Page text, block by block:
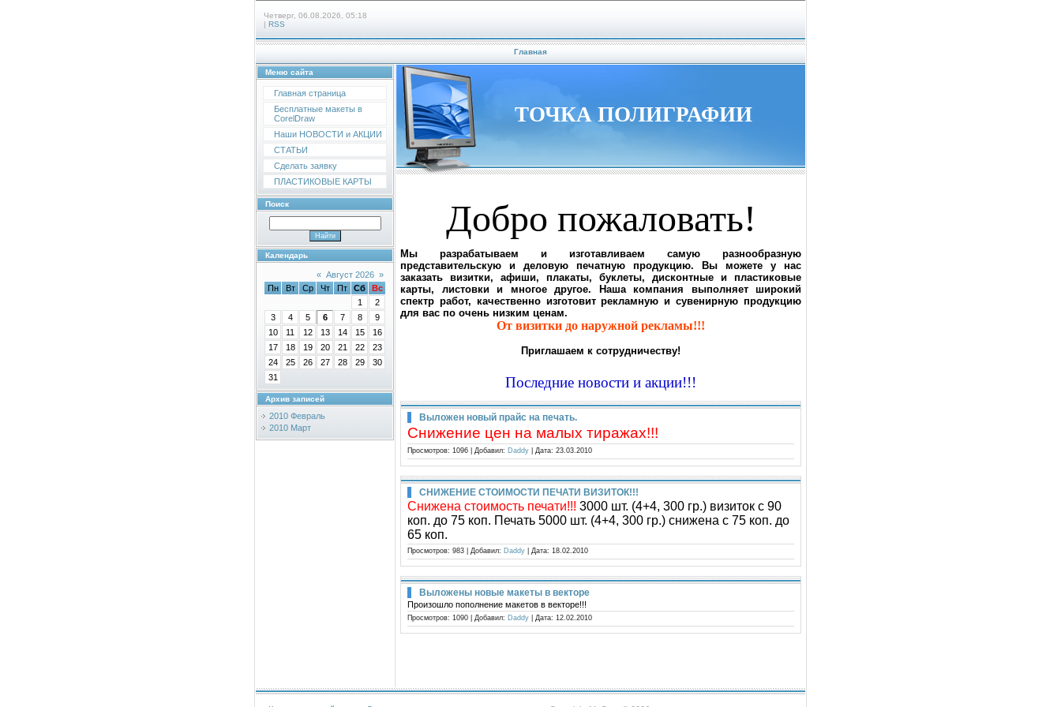
Четверг, 06.08.2026, 05:18
| RSS
Главная
Меню сайта
Главная страница
Бесплатные макеты в
CorelDraw
Наши НОВОСТИ и АКЦИИ
СТАТЬИ
Сделать заявку
ПЛАСТИКОВЫЕ КАРТЫ
Поиск
Календарь
« Август 2026 »
Пн
Вт Ср Чт Пт Сб
Вс
1
2
3
4 5 6 7 8
9
10
11 12 13 14 15
16
17
18 19 20 21 22
23
24
25 26 27 28 29
30
31
Архив записей
2010 Февраль
2010 Март
ТОЧКА ПОЛИГРАФИИ
Добро пожаловать!
Мы разрабатываем и изготавливаем самую разнообразную
представительскую и деловую печатную продукцию. Вы можете у нас
заказать визитки, афиши, плакаты, буклеты, дисконтные и пластиковые
карты, листовки и многое другое. Наша компания выполняет широкий
спектр работ, качественно изготовит рекламную и сувенирную продукцию
для вас по очень низким ценам.
От визитки до наружной рекламы!!!
Приглашаем к сотрудничеству!
Последние новости и акции!!!
Выложен новый прайс на печать.
Снижение цен на малых тиражах!!!
Просмотров: 1096 Добавил: Daddy Дата: 23.03.2010
СНИЖЕНИЕ СТОИМОСТИ ПЕЧАТИ ВИЗИТОК!!!
Снижена стоимость печати!!! 3000 шт. (4+4, 300 гр.) визиток с 90
коп. до 75 коп. Печать 5000 шт. (4+4, 300 гр.) снижена с 75 коп. до
65 коп.
Просмотров: 983 Добавил: Daddy Дата: 18.02.2010
Выложены новые макеты в векторе
Произошло пополнение макетов в векторе!!!
Просмотров: 1090 Добавил: Daddy Дата: 12.02.2010